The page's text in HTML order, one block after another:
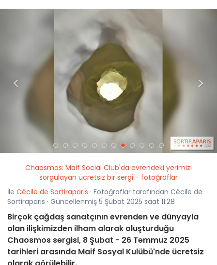
< >
Chaosmos: Maif Social Club'da evrendeki yerimizi
sorgulayan ücretsiz bir sergi - fotoğraflar
İle Cécile de Sortiraparis · Fotoğraflar tarafından Cécile de
Sortiraparis · Güncellenmiş 5 Şubat 2025 saat 11:28
Birçok çağdaş sanatçının evrenden ve dünyayla
olan ilişkimizden ilham alarak oluşturduğu
Chaosmos sergisi, 8 Şubat - 26 Temmuz 2025
tarihleri arasında Maif Sosyal Kulübü'nde ücretsiz